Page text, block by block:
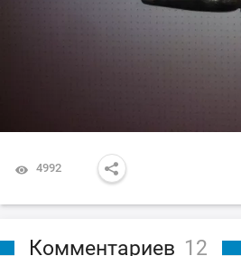
4992
Комментариев 12